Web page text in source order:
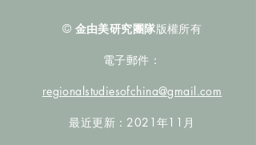
© 金由美研究團隊版權所有
電子郵件：
regionalstudiesofchina@gmail.com
最近更新：2021年11月